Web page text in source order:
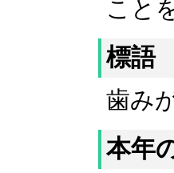
こと
標語
歯み
本年